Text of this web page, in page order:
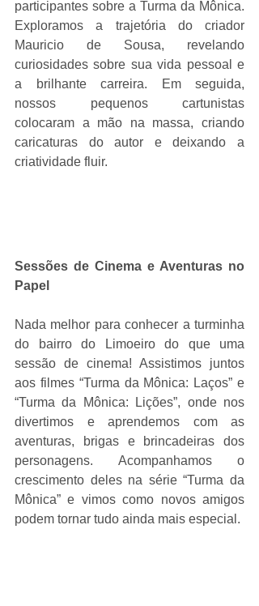
participantes sobre a Turma da Mônica.
Exploramos a trajetória do criador
Mauricio de Sousa, revelando
curiosidades sobre sua vida pessoal e
a brilhante carreira. Em seguida,
nossos pequenos cartunistas
colocaram a mão na massa, criando
caricaturas do autor e deixando a
criatividade fluir.
Sessões de Cinema e Aventuras no
Papel
Nada melhor para conhecer a turminha
do bairro do Limoeiro do que uma
sessão de cinema! Assistimos juntos
aos filmes “Turma da Mônica: Laços” e
“Turma da Mônica: Lições”, onde nos
divertimos e aprendemos com as
aventuras, brigas e brincadeiras dos
personagens. Acompanhamos o
crescimento deles na série “Turma da
Mônica” e vimos como novos amigos
podem tornar tudo ainda mais especial.